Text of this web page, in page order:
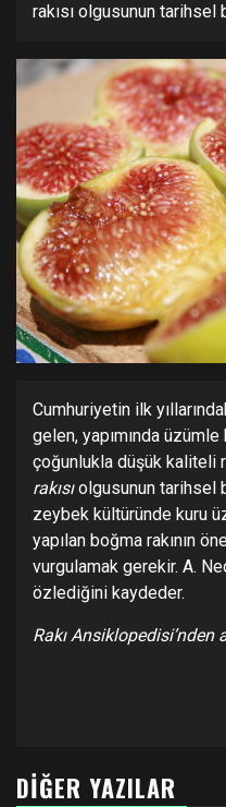
rakısı olgusunun tarihsel
Cumhuriyetin ilk
gelen, yapımında
çoğunlukla düşük kaliteli
rakısıolgusunun tarihsel
zeybek kültüründe kuru
yapılan boğma rakının
vurgulamak gerekir. A.
özlediğini kaydeder.
Rakı Ansiklopedisi’nden
DIĞER YAZILAR